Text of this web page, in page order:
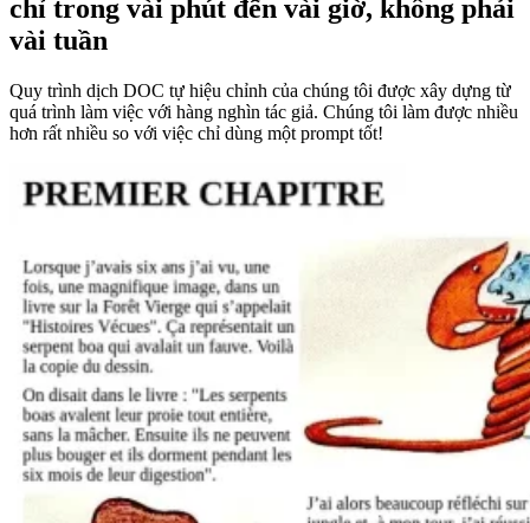
chỉ trong vài phút đến vài giờ, không phải
vài tuần
Quy trình dịch DOC tự hiệu chỉnh của chúng tôi được xây dựng từ
quá trình làm việc với hàng nghìn tác giả. Chúng tôi làm được nhiều
hơn rất nhiều so với việc chỉ dùng một prompt tốt!